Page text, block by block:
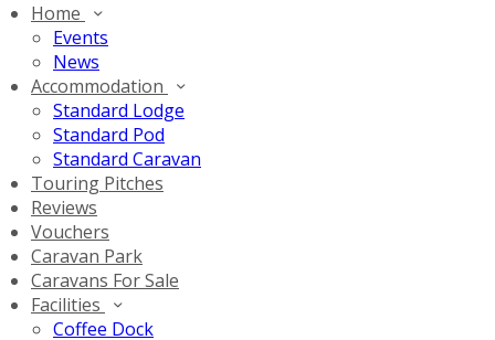
Home
Events
News
Accommodation
Standard Lodge
Standard Pod
Standard Caravan
Touring Pitches
Reviews
Vouchers
Caravan Park
Caravans For Sale
Facilities
Coffee Dock